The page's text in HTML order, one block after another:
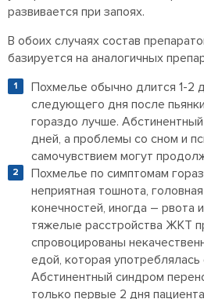
развивается при запоях.
В обоих случаях состав
базируется на аналогичных
Похмелье обычно длится 1-2
следующего дня после
гораздо лучше.
дней, а проблемы со сном и
самочувствием могут
Похмелье по симптомам
неприятная тошнота,
конечностей, иногда – рвота
тяжелые расстройства ЖКТ
спровоцированы
едой, которая употреблялась
Абстинентный синдром
только первые 2 дня